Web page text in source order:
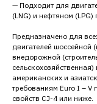
— Подходит для
(LNG) и нефтяном (LPG)
Предназначено для
двигателей шоссейной
внедорожной
американских и
требованиям Euro I – V
свойств CJ-4 или ниже.